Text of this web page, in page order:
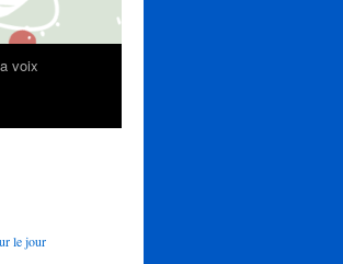
voix
le jour